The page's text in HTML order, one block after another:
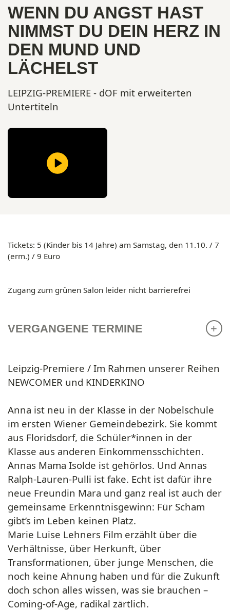
WENN DU ANGST HAST
NIMMST DU DEIN HERZ IN
DEN MUND UND
LÄCHELST
LEIPZIG-PREMIERE - dOF mit erweiterten
Untertiteln
Leipzig-Premiere / Im Rahmen unserer Reihen
NEWCOMER und KINDERKINO
Anna ist neu in der Klasse in der Nobelschule
im ersten Wiener Gemeindebezirk. Sie kommt
aus Floridsdorf, die Schüler*innen in der
Klasse aus anderen Einkommensschichten.
Annas Mama Isolde ist gehörlos. Und Annas
Ralph-Lauren-Pulli ist fake. Echt ist dafür ihre
neue Freundin Mara und ganz real ist auch der
gemeinsame Erkenntnisgewinn: Für Scham
gibt’s im Leben keinen Platz.
Marie Luise Lehners Film erzählt über die
Verhältnisse, über Herkunft, über
Transformationen, über junge Menschen, die
noch keine Ahnung haben und für die Zukunft
doch schon alles wissen, was sie brauchen –
Coming-of-Age, radikal zärtlich.
Tickets: 5 (Kinder bis 14 Jahre) am Samstag, den 11.10. / 7
(erm.) / 9 Euro
Zugang zum grünen Salon leider nicht barrierefrei
VERGANGENE TERMINE